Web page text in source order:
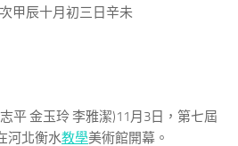
甲辰十月初三日辛未
平 金玉玲 李雅潔)11月3日，第七屆
河北衡水教學美術館開幕。